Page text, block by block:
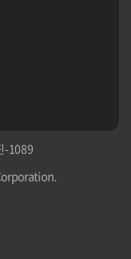
-1089